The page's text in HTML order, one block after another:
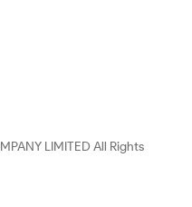
LIMITED All Rights